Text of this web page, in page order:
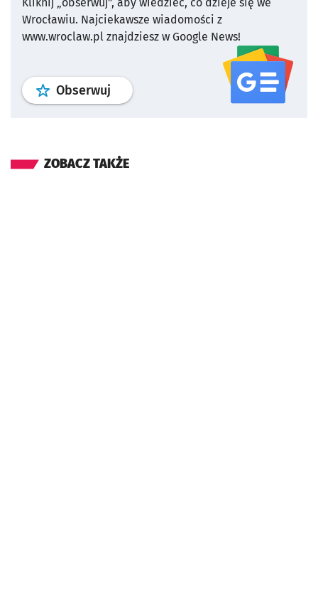
Wrocławiu. Najciekawsze wiadomości z
www.wroclaw.pl znajdziesz w Google News!
Obserwuj profil serwisu
ZOBACZ TAKŻE